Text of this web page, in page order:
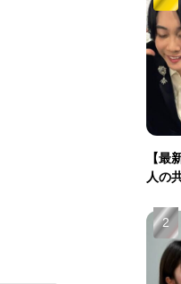
【最
人の